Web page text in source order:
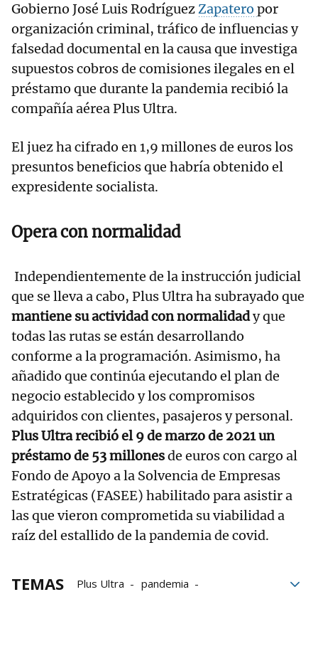
Gobierno José Luis RodríguezZapatero por
organización criminal, tráfico de influencias y
falsedad documental en la causa que investiga
supuestos cobros de comisiones ilegales en el
préstamo que durante la pandemia recibió la
compañía aérea Plus Ultra.
El juez ha cifrado en 1,9 millones de euros los
presuntos beneficios que habría obtenido el
expresidente socialista.
Opera con normalidad
Independientemente de la instrucción judicial
que se lleva a cabo, Plus Ultra ha subrayado que
mantiene su actividad con normalidady que
todas las rutas se están desarrollando
conforme a la programación. Asimismo, ha
añadido que continúa ejecutando el plan de
negocio establecido y los compromisos
adquiridos con clientes, pasajeros y personal.
Plus Ultra recibió el 9 de marzo de 2021 un
préstamo de 53 millonesde euros con cargo al
Fondo de Apoyo a la Solvencia de Empresas
Estratégicas (FASEE) habilitado para asistir a
las que vieron comprometida su viabilidad a
raíz del estallido de la pandemia de covid.
TEMAS Plus Ultra
pandemia